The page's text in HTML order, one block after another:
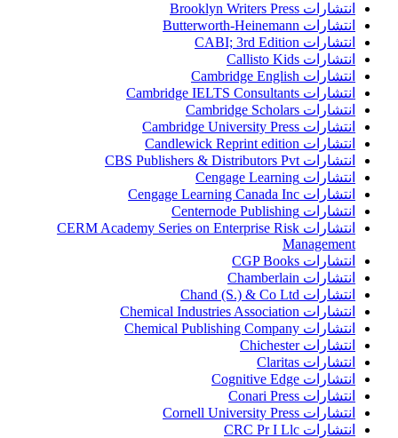
انتشارات Brooklyn Writers Press
انتشارات Butterworth-Heinemann
انتشارات CABI; 3rd Edition
انتشارات Callisto Kids
انتشارات Cambridge English
انتشارات Cambridge IELTS Consultants
انتشارات Cambridge Scholars
انتشارات Cambridge University Press
انتشارات Candlewick Reprint edition
انتشارات CBS Publishers & Distributors Pvt
انتشارات Cengage Learning
انتشارات Cengage Learning Canada Inc
انتشارات Centernode Publishing
انتشارات CERM Academy Series on Enterprise Risk
Management
انتشارات CGP Books
انتشارات Chamberlain
انتشارات Chand (S.) & Co Ltd
انتشارات Chemical Industries Association
انتشارات Chemical Publishing Company
انتشارات Chichester
انتشارات Claritas
انتشارات Cognitive Edge
انتشارات Conari Press
انتشارات Cornell University Press
انتشارات CRC Pr I Llc